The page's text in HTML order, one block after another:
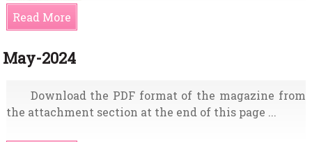
Read More
May-2024
Download the PDF format of the magazine from
the attachment section at the end of this page ...